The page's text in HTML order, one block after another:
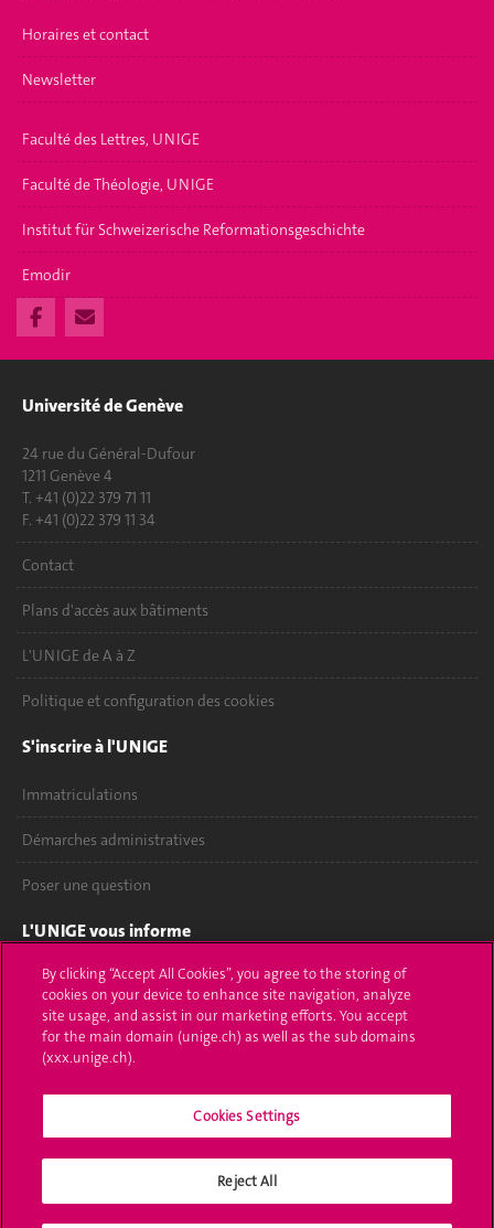
Horaires et contact
Newsletter
Faculté des Lettres, UNIGE
Faculté de Théologie, UNIGE
Institut für Schweizerische Reformationsgeschichte
Emodir
Université de Genève
24 rue du Général-Dufour
1211 Genève 4
T. +41 (0)22 379 71 11
F. +41 (0)22 379 11 34
Contact
Plans d'accès aux bâtiments
L'UNIGE de A à Z
Politique et configuration des cookies
S'inscrire à l'UNIGE
Immatriculations
Démarches administratives
Poser une question
L'UNIGE vous informe
UNIGE Mobile
Médias
Offres d'emploi
Calendrier académique
Médias sociaux UNIGE
By clicking “Accept All Cookies”, you agree to the storing of
cookies on your device to enhance site navigation, analyze
site usage, and assist in our marketing efforts. You accept
for the main domain (unige.ch) as well as the sub domains
(xxx.unige.ch).
Cookies Settings
Reject All